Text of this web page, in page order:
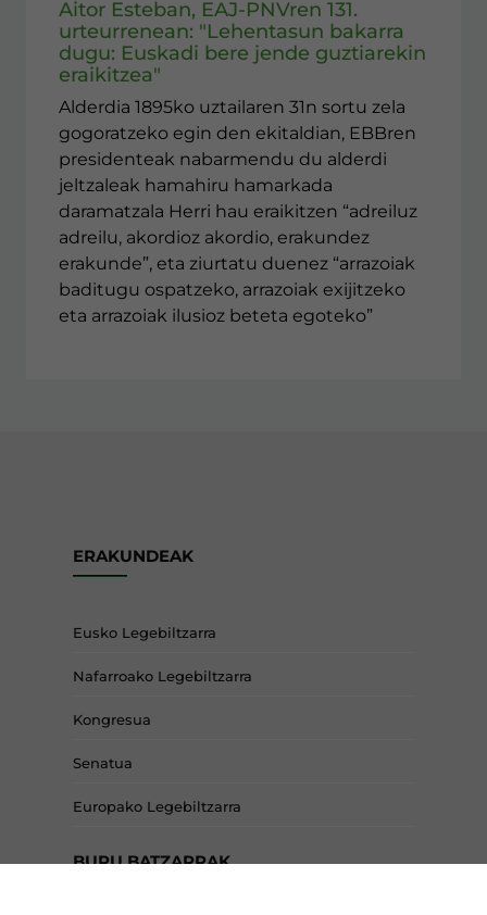
Aitor Esteban, EAJ-PNVren 131.
urteurrenean: "Lehentasun bakarra
dugu: Euskadi bere jende guztiarekin
eraikitzea"
Alderdia 1895ko uztailaren 31n sortu zela
gogoratzeko egin den ekitaldian, EBBren
presidenteak nabarmendu du alderdi
jeltzaleak hamahiru hamarkada
daramatzala Herri hau eraikitzen “adreiluz
adreilu, akordioz akordio, erakundez
erakunde”, eta ziurtatu duenez “arrazoiak
baditugu ospatzeko, arrazoiak exijitzeko
eta arrazoiak ilusioz beteta egoteko”
ERAKUNDEAK
Eusko Legebiltzarra
Nafarroako Legebiltzarra
Kongresua
Senatua
Europako Legebiltzarra
BURU BATZARRAK